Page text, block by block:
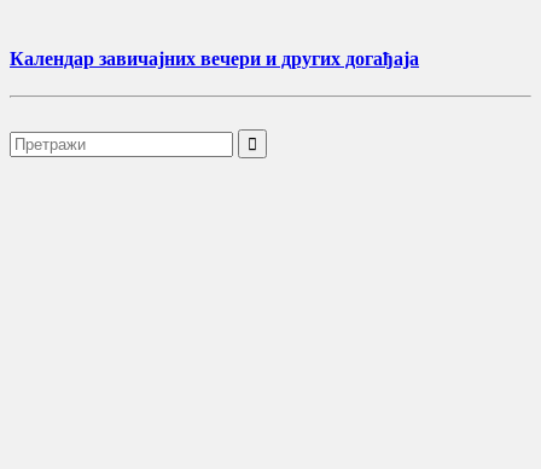
Календар завичајних вечери и других догађаја